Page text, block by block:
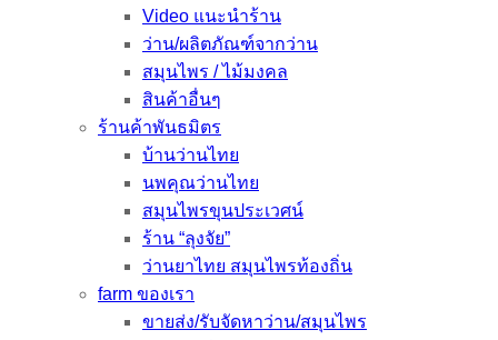
Video แนะนำร้าน
ว่าน/ผลิตภัณฑ์จากว่าน
สมุนไพร / ไม้มงคล
สินค้าอื่นๆ
ร้านค้าพันธมิตร
บ้านว่านไทย
นพคุณว่านไทย
สมุนไพรขุนประเวศน์
ร้าน “ลุงจัย”
ว่านยาไทย สมุนไพรท้องถิ่น
farm ของเรา
ขายส่ง/รับจัดหาว่าน/สมุนไพร